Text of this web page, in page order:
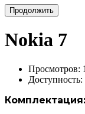
Продолжить
Nokia 7
Просмотров:
Доступность:
Комплектация: